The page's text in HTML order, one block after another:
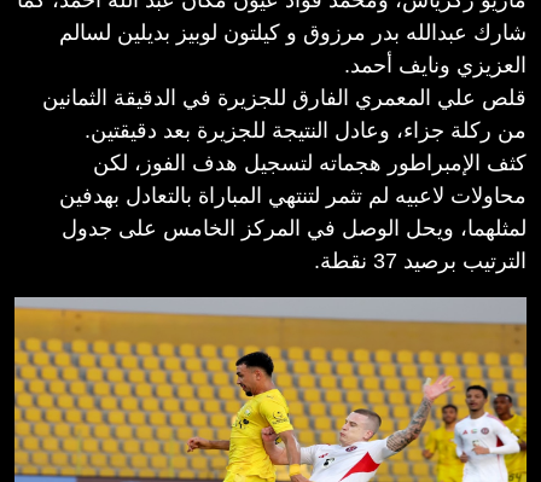
شارك عبدالله بدر مرزوق و كيلتون لوبيز بديلين لسالم
العزيزي ونايف أحمد.
قلص علي المعمري الفارق للجزيرة في الدقيقة الثمانين
من ركلة جزاء، وعادل النتيجة للجزيرة بعد دقيقتين.
كثف الإمبراطور هجماته لتسجيل هدف الفوز، لكن
محاولات لاعبيه لم تثمر لتنتهي المباراة بالتعادل بهدفين
لمثلهما، ويحل الوصل في المركز الخامس على جدول
الترتيب برصيد 37 نقطة.